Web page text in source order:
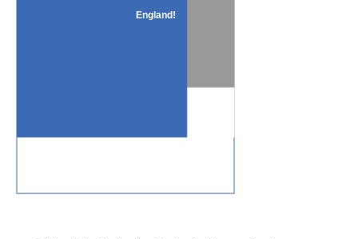
England!